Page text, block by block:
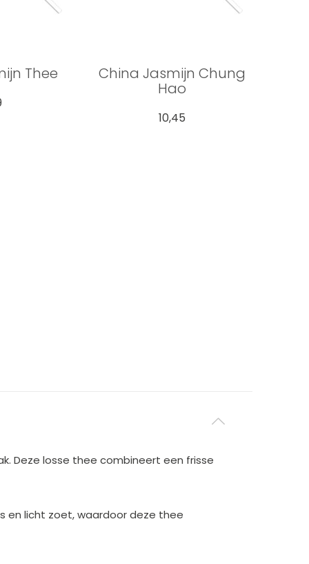
Thee China Jasmijn Chung
Hao
10,45
Deze losse thee combineert een frisse
en licht zoet, waardoor deze thee